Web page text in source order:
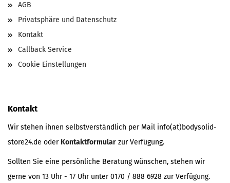
AGB
Privatsphäre und Datenschutz
Kontakt
Callback Service
Cookie Einstellungen
Kontakt
Wir stehen ihnen selbstverständlich per Mail info(at)bodysolid-
store24.de oder Kontaktformular zur Verfügung.
Sollten Sie eine persönliche Beratung wünschen, stehen wir
gerne von 13 Uhr - 17 Uhr unter 0170 / 888 6928 zur Verfügung.